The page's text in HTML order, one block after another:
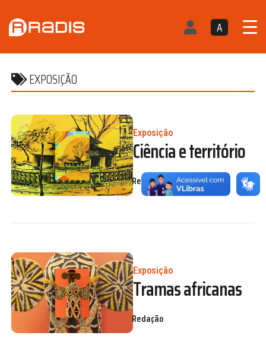
A
EXPOSIÇÃO
Exposição
Ciência e território
Redação
Exposição
Tramas africanas
Redação